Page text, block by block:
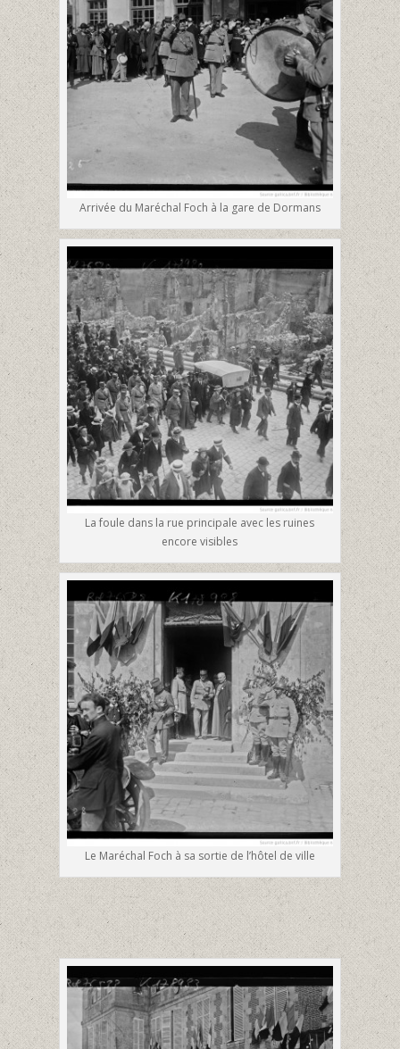
Arrivée du Maréchal Foch à la gare de Dormans
La foule dans la rue principale avec les ruines
encore visibles
Le Maréchal Foch à sa sortie de l’hôtel de ville